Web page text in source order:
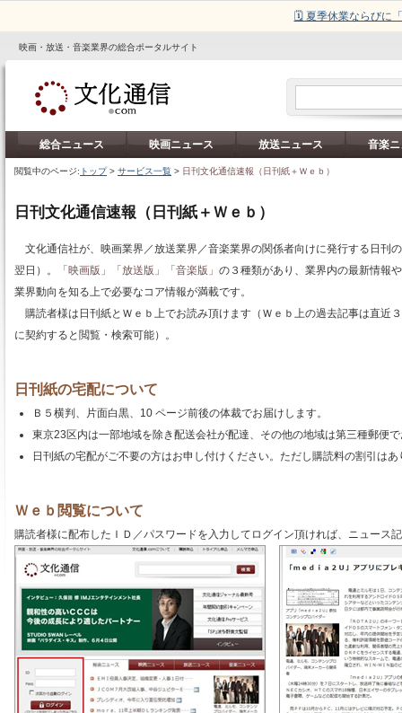
🗓️ 夏季休業ならびに
映画・放送・音楽業界の総合ポータルサイト
総合ニュース 映画ニュース 放送ニュース 音楽
閲覧中のページ: トップ> サービス一覧 > 日刊文化通信速報（日刊紙＋Ｗｅｂ）
日刊文化通信速報（日刊紙＋Ｗｅｂ）
文化通信社が、映画業界／放送業界／音楽業界の関係者向けに発行する日刊
翌日）。
「映画版」 「放送版」 「音楽版」 の３種類があり、業界内の最新情報
業界動向を知る上で必要なコア情報が満載です。
購読者様は日刊紙とＷｅｂ上でお読み頂けます（Ｗｅｂ上の過去記事は直近
に契約すると閲覧・検索可能）。
日刊紙の宅配について
Ｂ５横判、片面白黒、10 ページ前後の体裁でお届けします。
東京23区内は一部地域を除き配送会社が配達、その他の地域は第三種郵便
日刊紙の宅配がご不要の方はお申し付けください。ただし購読料の割引はあ
Ｗｅｂ閲覧について
購読者様に配布したＩＤ／パスワードを入力してログイン頂ければ、ニュース